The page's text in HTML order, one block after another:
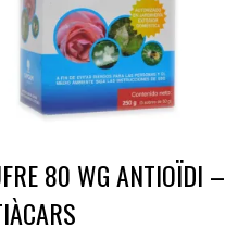
80 WG ANTIOÏDI –